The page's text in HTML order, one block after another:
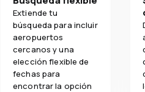
Extiende tu
búsqueda para incluir
aeropuertos
cercanos y una
elección flexible de
fechas para
encontrar la opción